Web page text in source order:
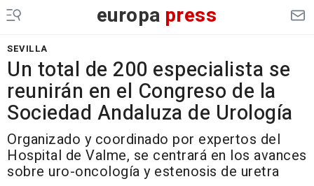
europa press
SEVILLA
Un total de 200 especialista se
reunirán en el Congreso de la
Sociedad Andaluza de Urología
Organizado y coordinado por expertos del
Hospital de Valme, se centrará en los avances
sobre uro-oncología y estenosis de uretra